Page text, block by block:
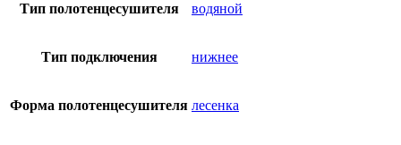
Тип полотенцесушителя водяной
Тип подключения нижнее
Форма полотенцесушителя лесенка